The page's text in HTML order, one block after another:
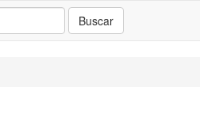
Buscar